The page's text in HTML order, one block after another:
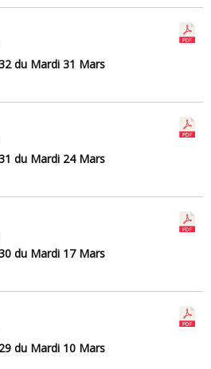
du Mardi 31 Mars
du Mardi 24 Mars
du Mardi 17 Mars
du Mardi 10 Mars